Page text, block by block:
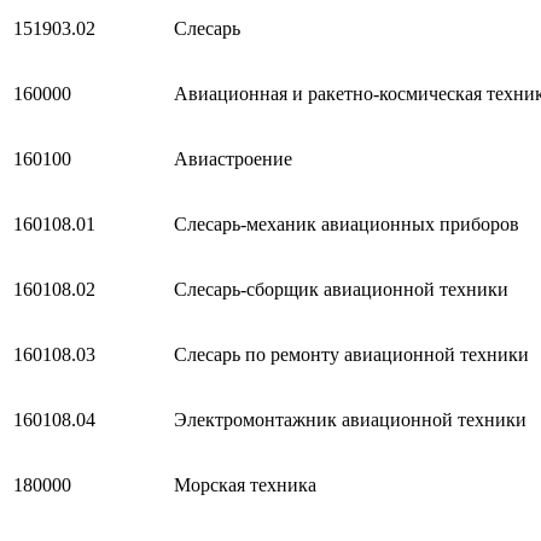
151903.02 Слесарь
160000 Авиационная и ракетно-космическая
160100 Авиастроение
160108.01 Слесарь-механик авиационных приборов
160108.02 Слесарь-сборщик авиационной техники
160108.03 Слесарь по ремонту авиационной техники
160108.04 Электромонтажник авиационной техники
180000 Морская техника